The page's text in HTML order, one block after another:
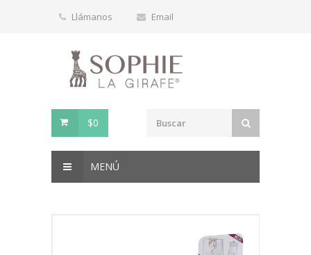
Llámanos Email
$0
MENÚ